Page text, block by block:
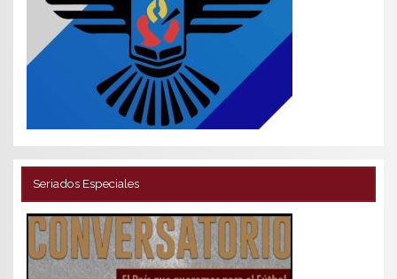
Seriados Especiales